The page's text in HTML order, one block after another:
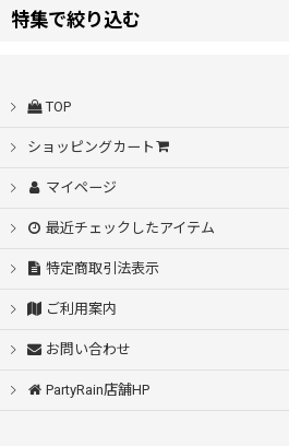
特集で絞り込む
耐風設計
耐久撥水
TOP
ショッピングカート
マイページ
最近チェックしたアイテム
特定商取引法表示
ご利用案内
お問い合わせ
PartyRain店舗HP